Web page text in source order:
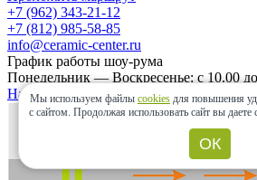
+7 (962) 343-21-12
+7 (812) 985-58-85
info@ceramic-center.ru
График работы шоу-рума
Понедельник — Воскресенье: с 10.00
Найти шоу-рум быстро
Мы используем файлы cookies для повышения
с сайтом. Продолжая использовать сайт вы даете
ОК